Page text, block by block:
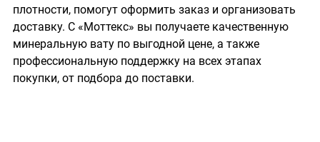
плотности, помогут оформить заказ и организовать
доставку. С «Моттекс» вы получаете качественную
минеральную вату по выгодной цене, а также
профессиональную поддержку на всех этапах
покупки, от подбора до поставки.